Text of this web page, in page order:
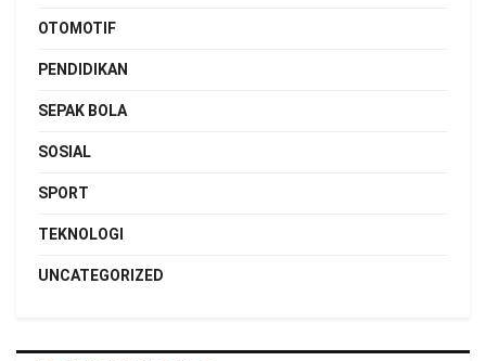
OTOMOTIF
PENDIDIKAN
SEPAK BOLA
SOSIAL
SPORT
TEKNOLOGI
UNCATEGORIZED